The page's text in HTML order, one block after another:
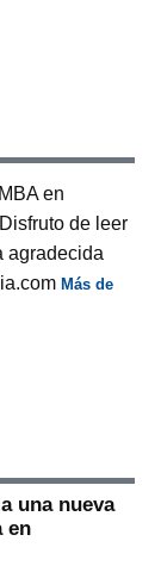
en
de leer
agradecida
Más de
una nueva
en